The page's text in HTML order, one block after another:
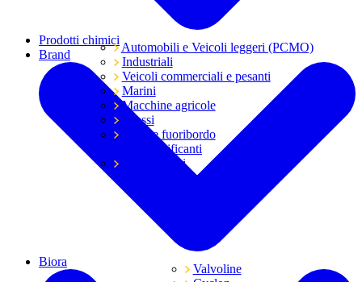
Automobili e Veicoli leggeri (PCMO)
Industriali
Veicoli commerciali e pesanti
Marini
Macchine agricole
Grassi
Moto e fuoribordo
Tutti i lubrificanti
Trasmissioni
Prodotti chimici
Brand
Valvoline
Biora